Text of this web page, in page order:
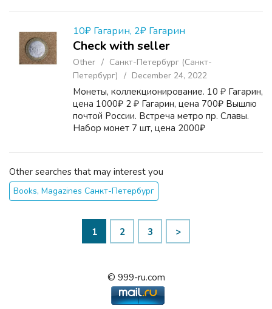
10₽ Гагарин, 2₽ Гагарин
Check with seller
Other
Санкт-Петербург (Санкт-
Петербург)
December 24, 2022
Монеты, коллекционирование. 10 ₽ Гагарин,
цена 1000₽ 2 ₽ Гагарин, цена 700₽ Вышлю
почтой России. Встреча метро пр. Славы.
Набор монет 7 шт, цена 2000₽
Other searches that may interest you
Books, Magazines Санкт-Петербург
1 2 3 >
© 999-ru.com